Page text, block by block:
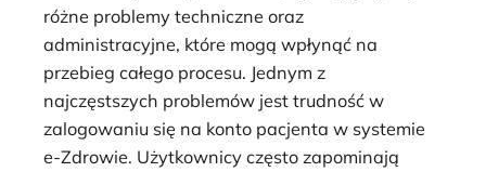
różne problemy techniczne oraz
administracyjne, które mogą wpłynąć na
przebieg całego procesu. Jednym z
najczęstszych problemów jest trudność w
zalogowaniu się na konto pacjenta w systemie
e-Zdrowie. Użytkownicy często zapominają